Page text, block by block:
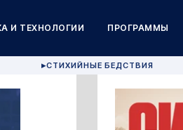
И ТЕХНОЛОГИИ ПРОГРАММЫ
▶СТИХИЙНЫЕ БЕДСТВИЯ